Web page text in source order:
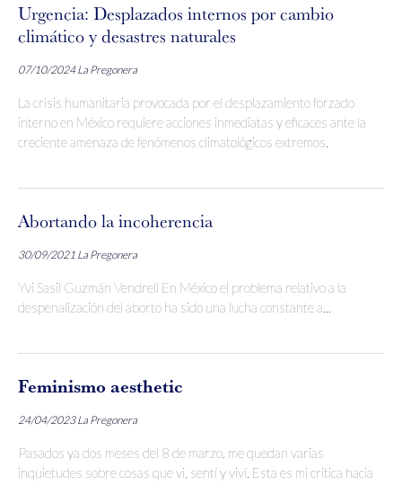
Urgencia: Desplazados internos por cambio
climático y desastres naturales
07/10/2024 La Pregonera
La crisis humanitaria provocada por el desplazamiento forzado
interno en México requiere acciones inmediatas y eficaces ante la
creciente amenaza de fenómenos climatológicos extremos.
Abortando la incoherencia
30/09/2021 La Pregonera
Yvi Sasil Guzmán Vendrell En México el problema relativo a la
despenalización del aborto ha sido una lucha constante a...
Feminismo aesthetic
24/04/2023 La Pregonera
Pasados ya dos meses del 8 de marzo, me quedan varias
inquietudes sobre cosas que vi, sentí y viví. Esta es mi crítica hacia